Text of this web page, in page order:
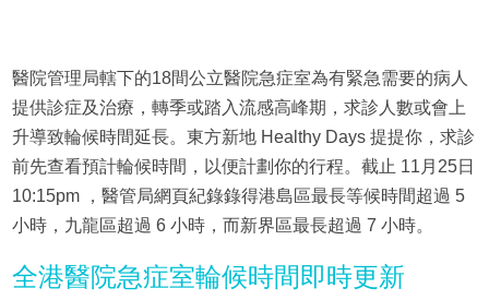
醫院管理局轄下的18間公立醫院急症室為有緊急需要的病人
提供診症及治療，轉季或踏入流感高峰期，求診人數或會上
升導致輪候時間延長。東方新地 Healthy Days 提提你，求診
前先查看預計輪候時間，以便計劃你的行程。截止 11月25日
10:15pm ，醫管局網頁紀錄錄得港島區最長等候時間超過 5
小時，九龍區超過 6 小時，而新界區最長超過 7 小時。
全港醫院急症室輪候時間即時更新